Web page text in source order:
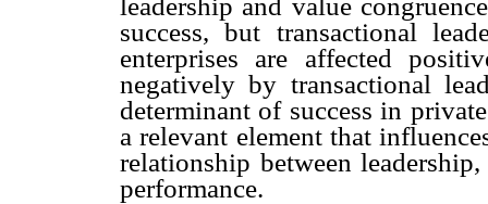
success, but transactional
enterprises are affected
negatively by transactional
determinant of success in
a relevant element that
relationship between
performance.